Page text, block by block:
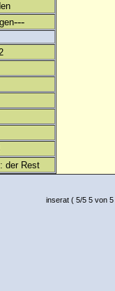
---
der Rest
inserat( 5/5 5 von 5